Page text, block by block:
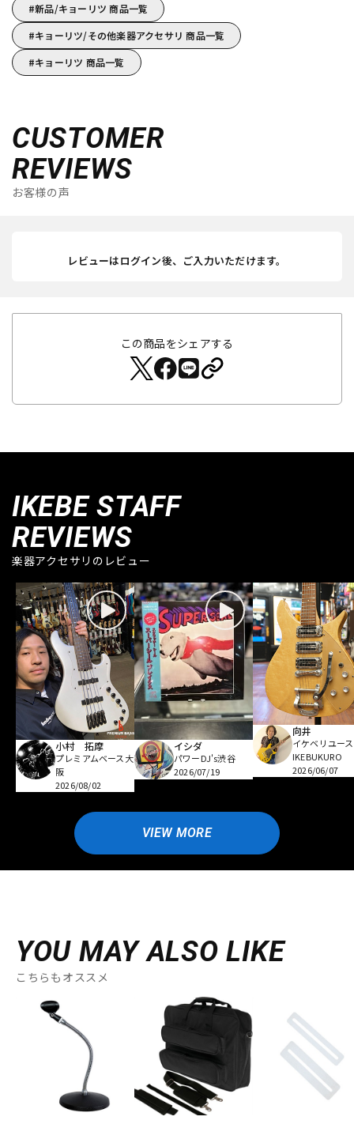
新品/キョーリツ 商品一覧
キョーリツ/その他楽器アクセサリ 商品一覧
キョーリツ 商品一覧
CUSTOMER
REVIEWS
お客様の声
レビューはログイン後、ご入力いただけます。
この商品をシェアする
IKEBE STAFF
REVIEWS
楽器アクセサリのレビュー
小村 拓摩
プレミアムベース大
阪
2026/08/02
イシダ
パワーDJ's渋谷
2026/07/19
向井
イケベリユース
IKEBUKURO
2026/06/07
VIEW MORE
YOU MAY ALSO LIKE
こちらもオススメ